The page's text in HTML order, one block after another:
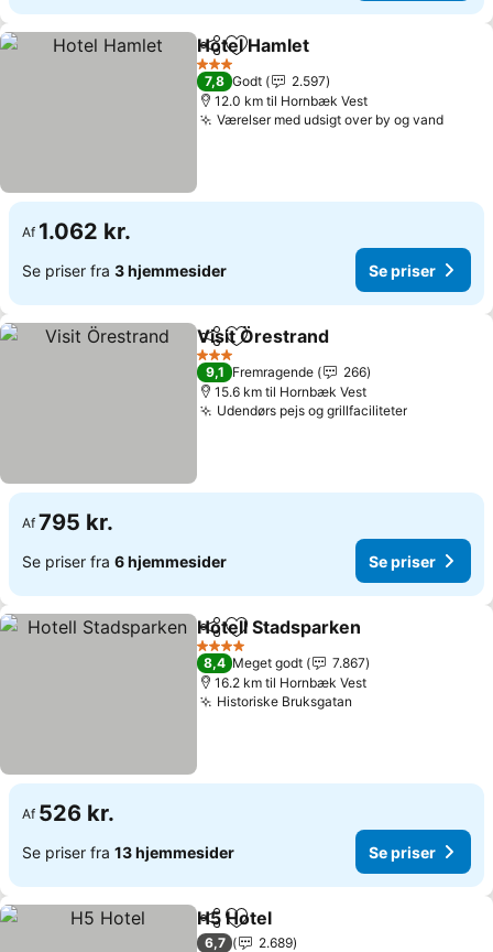
Del Føj til favoritter
Hotel Hamlet
3 Stjerner
7,8 Godt
2.597
12.0 km til Hornbæk Vest
Værelser med udsigt over by og vand
Af 1.062 kr.
Se priser fra 3 hjemmesider Se priser
Del Føj til favoritter
Visit Örestrand
3 Stjerner
9,1 Fremragende
266
15.6 km til Hornbæk Vest
Udendørs pejs og grillfaciliteter
Af 795 kr.
Se priser fra 6 hjemmesider Se priser
Del Føj til favoritter
Hotell Stadsparken
4 Stjerner
8,4 Meget godt
7.867
16.2 km til Hornbæk Vest
Historiske Bruksgatan
Af 526 kr.
Se priser fra 13 hjemmesider Se priser
Del Føj til favoritter
H5 Hotel
6,7
2.689